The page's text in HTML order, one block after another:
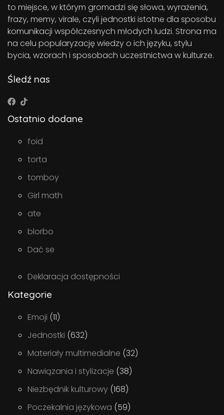
to miejsce, w którym gromadzi się słowa, wyrażenia,
frazy, memy, virale, czyli jednostki istotne dla sposobu
komunikacji współczesnych młodych ludzi. Strona ma
na celu popularyzację wiedzy o ich języku, stylu
bycia, wzorach i sposobach uczestnictwa w kulturze.
Śledź nas
Ostatnio dodane
foid
torta
tomboy
Girl math
ate
blorbo
Dać se
Deklaracja dostępności
Kategorie
Emoji (11)
Jednostki (632)
Materiały multimedialne (32)
Nawiązania i stylizacje (38)
Niezbędnik kulturowy (168)
Poczekalnia językowa (59)